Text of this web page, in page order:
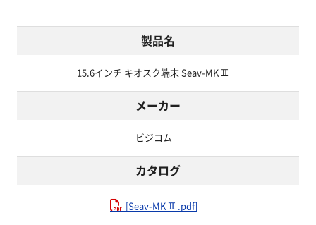
製品名
15.6インチ キオスク端末 Seav-MKⅡ
メーカー
ビジコム
カタログ
[Seav-MKⅡ.pdf]